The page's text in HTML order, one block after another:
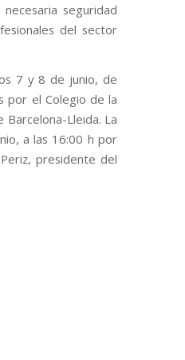
seguridad
del sector
7 y 8 de junio, de
por el Colegio de la
Barcelona-Lleida. La
a las 16:00 h por
presidente del